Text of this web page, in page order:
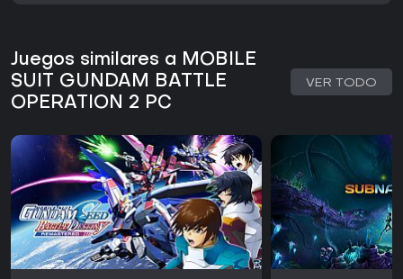
Juegos similares a MOBILE
SUIT GUNDAM BATTLE
OPERATION 2 PC
VER TODO